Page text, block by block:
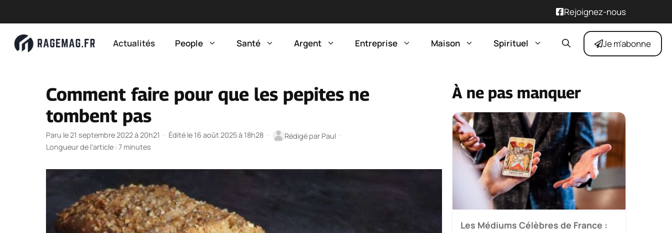
Rejoignez-nous
Actualités People Santé Argent Entreprise Maison Spirituel Je m'abonne
Comment faire pour que les pepites ne
tombent pas
Paru le 21 septembre 2022 à 20h21 · Édité le 16 août 2025 à 18h28 · Rédigé par Paul ·
Longueur de l’article : 7 minutes
À ne pas manquer
Les Médiums Célèbres de France :